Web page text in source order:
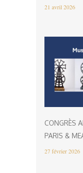
21 avril 2026
CONGRÈS
PARIS &
27 février 2026